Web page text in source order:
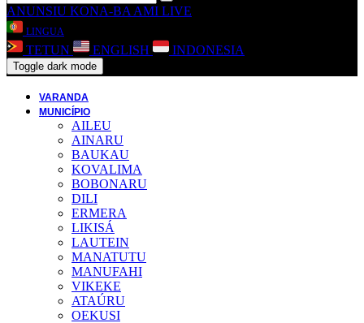
ANUNSIU KONA-BA AMI LIVE
LINGUA
TETUN ENGLISH INDONESIA
Toggle dark mode
VARANDA
MUNICÍPIO
AILEU
AINARU
BAUKAU
KOVALIMA
BOBONARU
DILI
ERMERA
LIKISÁ
LAUTEIN
MANATUTU
MANUFAHI
VIKEKE
ATAÚRU
OEKUSI